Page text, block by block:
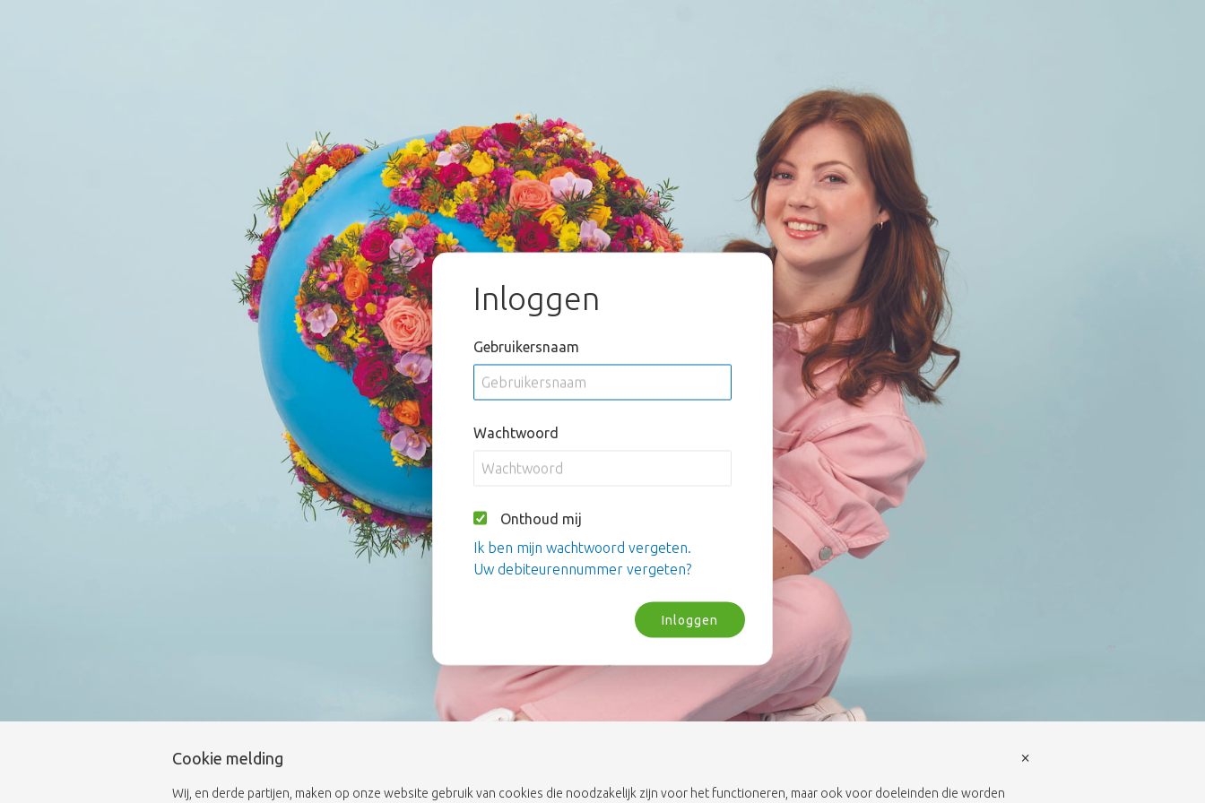
Inloggen
Gebruikersnaam
Wachtwoord
Onthoud mij
Ik ben mijn wachtwoord vergeten.
Uw debiteurennummer vergeten?
Inloggen
Cookie melding
Wij, en derde partijen, maken op onze website gebruik van cookies die noodzakelijk zijn voor het functioneren, maar ook voor doeleinden die worden
×